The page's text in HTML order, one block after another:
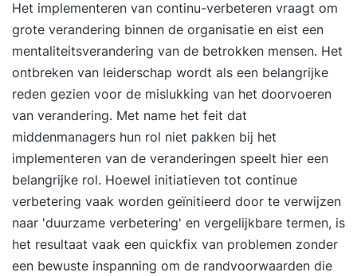
Het implementeren van continu-verbeteren vraagt om
grote verandering binnen de organisatie en eist een
mentaliteitsverandering van de betrokken mensen. Het
ontbreken van leiderschap wordt als een belangrijke
reden gezien voor de mislukking van het doorvoeren
van verandering. Met name het feit dat
middenmanagers hun rol niet pakken bij het
implementeren van de veranderingen speelt hier een
belangrijke rol. Hoewel initiatieven tot continue
verbetering vaak worden geïnitieerd door te verwijzen
naar 'duurzame verbetering' en vergelijkbare termen, is
het resultaat vaak een quickfix van problemen zonder
een bewuste inspanning om de randvoorwaarden die